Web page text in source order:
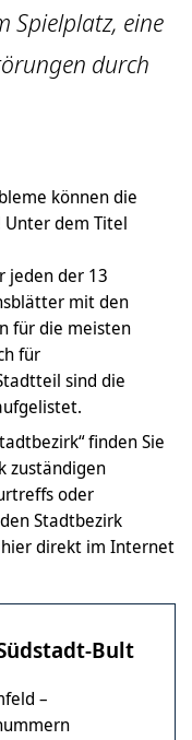
Spielplatz, eine
durch
können die
dem Titel
jeden der 13
mit den
für die meisten
für
sind die
finden Sie
zuständigen
oder
Stadtbezirk
hier direkt im Internet
Bult
–